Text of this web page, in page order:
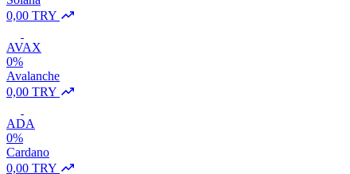
0,00 TRY
AVAX
0%
Avalanche
0,00 TRY
ADA
0%
Cardano
0,00 TRY